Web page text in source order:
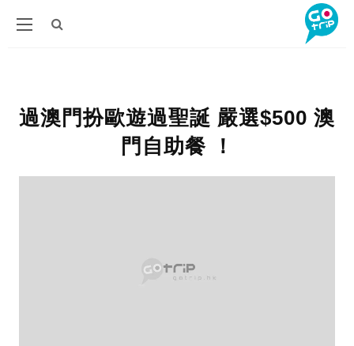
過澳門扮歐遊過聖誕 嚴選$500 澳
門自助餐 ！